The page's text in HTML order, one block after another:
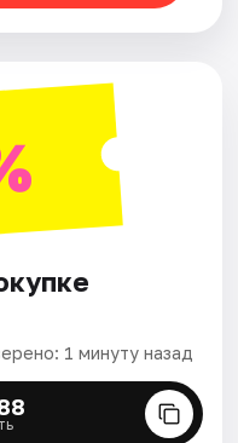
1 минуту назад